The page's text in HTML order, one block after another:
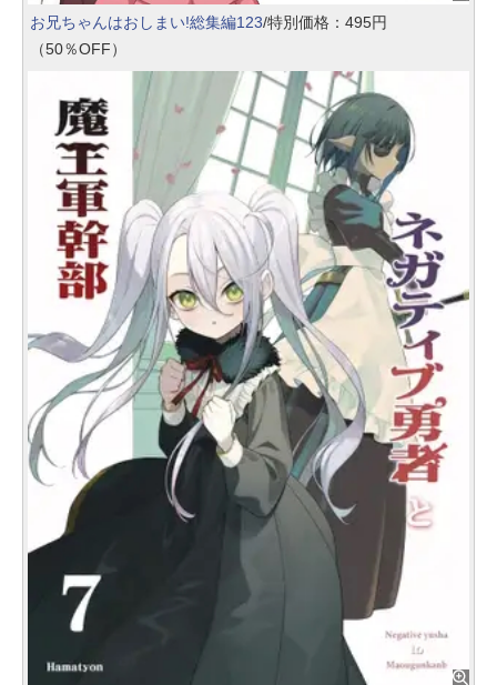
お兄ちゃんはおしまい!総集編123/特別価格：495円
（50％OFF）